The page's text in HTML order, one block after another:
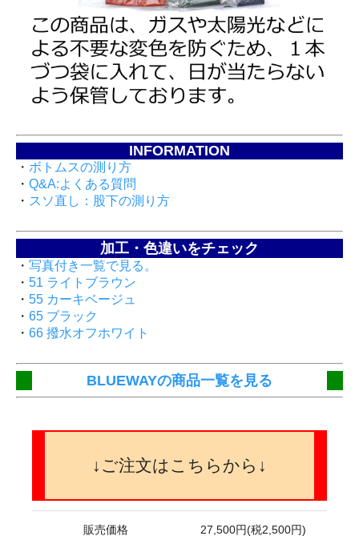
INFORMATION
・ ボトムスの測り方
・ Q&A:よくある質問
・ スソ直し：股下の測り方
加工・色違いをチェック
・ 写真付き一覧で見る。
・ 51 ライトブラウン
・ 55 カーキベージュ
・ 65 ブラック
・ 66 撥水オフホワイト
BLUEWAYの商品一覧を見る
↓ご注文はこちらから↓
販売価格 27,500円(税2,500円)